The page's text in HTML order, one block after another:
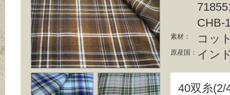
CHB-
素材： コッ
原産国： イン
40双糸